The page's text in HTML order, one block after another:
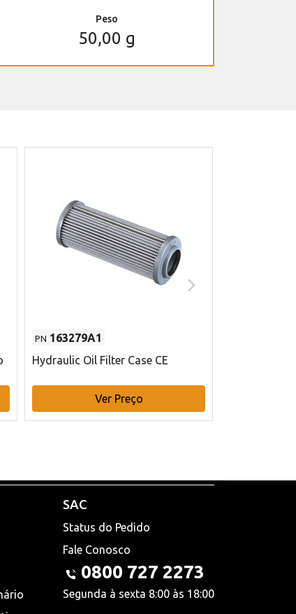
Peso
50,00 g
PN 163279A1
Hydraulic Oil Filter Case CE
Ver Preço
SAC
Status do Pedido
Fale Conosco
0800 727 2273
Segunda à sexta 8:00 às 18:00